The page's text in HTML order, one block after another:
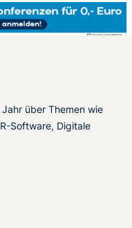
über Themen wie
Software, Digitale